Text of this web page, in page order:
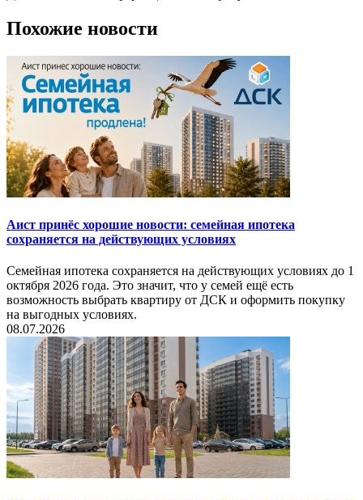
Похожие новости
Аист принёс хорошие новости: семейная ипотека
сохраняется на действующих условиях
Семейная ипотека сохраняется на действующих условиях до 1
октября 2026 года. Это значит, что у семей ещё есть
возможность выбрать квартиру от ДСК и оформить покупку
на выгодных условиях.
08.07.2026